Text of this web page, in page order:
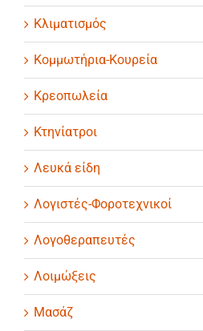
Κλιματισμός
Κομμωτήρια-Κουρεία
Κρεοπωλεία
Κτηνίατροι
Λευκά είδη
Λογιστές-Φοροτεχνικοί
Λογοθεραπευτές
Λοιμώξεις
Μασάζ